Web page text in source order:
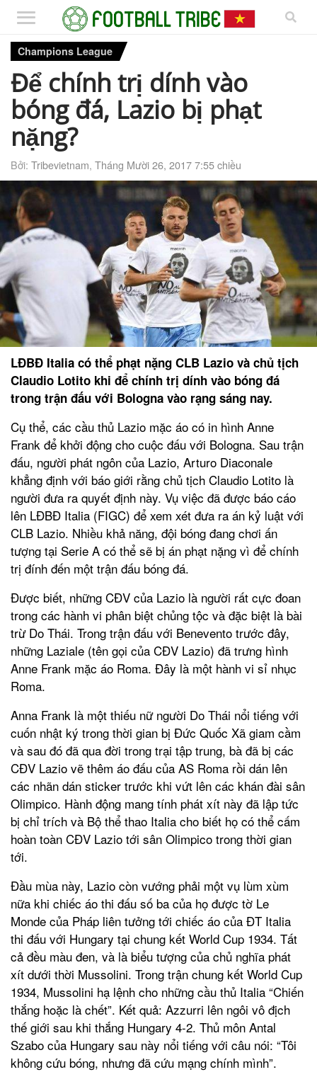
Champions League
Để chính trị dính vào
bóng đá, Lazio bị phạt
nặng?
Bởi: Tribevietnam, Tháng Mười 26, 2017 7:55 chiều
LĐBĐ Italia có thể phạt nặng CLB Lazio và chủ tịch
Claudio Lotito khi để chính trị dính vào bóng đá
trong trận đấu với Bologna vào rạng sáng nay.
Cụ thể, các cầu thủ Lazio mặc áo có in hình Anne
Frank để khởi động cho cuộc đấu với Bologna. Sau trận
đấu, người phát ngôn của Lazio, Arturo Diaconale
khẳng định với báo giới rằng chủ tịch Claudio Lotito là
người đưa ra quyết định này. Vụ việc đã được báo cáo
lên LĐBĐ Italia (FIGC) để xem xét đưa ra án kỷ luật với
CLB Lazio. Nhiều khả năng, đội bóng đang chơi ấn
tượng tại Serie A có thể sẽ bị án phạt nặng vì để chính
trị đính đến một trận đấu bóng đá.
Được biết, những CĐV của Lazio là người rất cực đoan
trong các hành vi phân biệt chủng tộc và đặc biệt là bài
trừ Do Thái. Trong trận đấu với Benevento trước đây,
những Laziale (tên gọi của CĐV Lazio) đã trưng hình
Anne Frank mặc áo Roma. Đây là một hành vi sỉ nhục
Roma.
Anna Frank là một thiếu nữ người Do Thái nổi tiếng với
cuốn nhật ký trong thời gian bị Đức Quốc Xã giam cầm
và sau đó đã qua đời trong trại tập trung, bà đã bị các
CĐV Lazio vẽ thêm áo đấu của AS Roma rồi dán lên
các nhãn dán sticker trước khi vứt lên các khán đài sân
Olimpico. Hành động mang tính phát xít này đã lập tức
bị chỉ trích và Bộ thể thao Italia cho biết họ có thể cấm
hoàn toàn CĐV Lazio tới sân Olimpico trong thời gian
tới.
Đầu mùa này, Lazio còn vướng phải một vụ lùm xùm
nữa khi chiếc áo thi đấu số ba của họ được tờ Le
Monde của Pháp liên tưởng tới chiếc áo của ĐT Italia
thi đấu với Hungary tại chung kết World Cup 1934. Tất
cả đều màu đen, và là biểu tượng của chủ nghĩa phát
xít dưới thời Mussolini. Trong trận chung kết World Cup
1934, Mussolini hạ lệnh cho những cầu thủ Italia “Chiến
thắng hoặc là chết”. Kết quả: Azzurri lên ngôi vô địch
thế giới sau khi thắng Hungary 4-2. Thủ môn Antal
Szabo của Hungary sau này nổi tiếng với câu nói: “Tôi
không cứu bóng, nhưng đã cứu mạng chính mình”.